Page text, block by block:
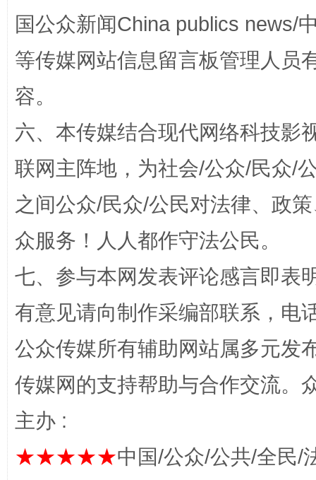
国公众新闻China publics news/
等传媒网站信息留言板管理人员
容。
六、本传媒结合现代网络科技影
联网主阵地，为社会/公众/民众/
之间公众/民众/公民对法律、政
众服务！人人都作守法公民。
七、参与本网发表评论感言即表
有意见请向制作采编部联系，电
公众传媒所有辅助网站属多元发
传媒网的支持帮助与合作交流。
主办 :
★★★★★中国/公众/公共/全民/